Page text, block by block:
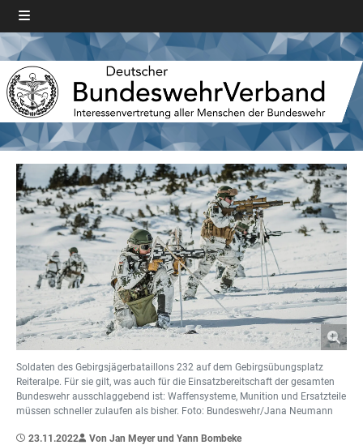
Soldaten des Gebirgsjägerbataillons 232 auf dem Gebirgsübungsplatz
Reiteralpe. Für sie gilt, was auch für die Einsatzbereitschaft der gesamten
Bundeswehr ausschlaggebend ist: Waffensysteme, Munition und Ersatzteile
müssen schneller zulaufen als bisher. Foto: Bundeswehr/Jana Neumann
23.11.2022 Von Jan Meyer und Yann Bombeke